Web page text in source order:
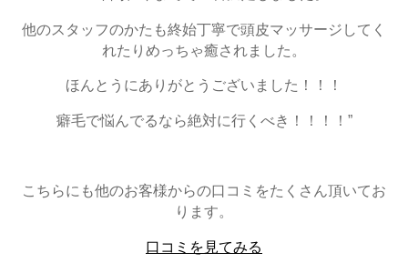
他のスタッフのかたも終始丁寧で頭皮マッサージしてく
れたりめっちゃ癒されました。
ほんとうにありがとうございました！！！
癖毛で悩んでるなら絶対に行くべき！！！！”
こちらにも他のお客様からの口コミをたくさん頂いてお
ります。
口コミを見てみる